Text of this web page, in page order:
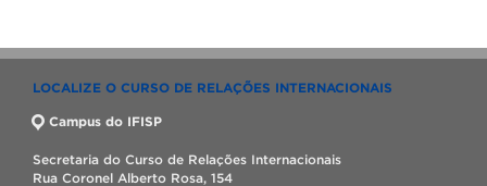
LOCALIZE O CURSO DE RELAÇÕES INTERNACIONAIS
Campus do IFISP
Secretaria do Curso de Relações Internacionais
Rua Coronel Alberto Rosa, 154